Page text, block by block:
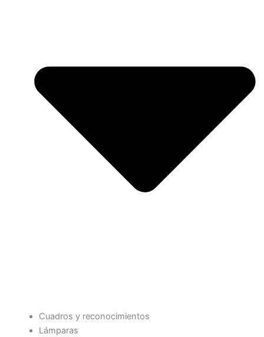
Cuadros y reconocimientos
Lámparas